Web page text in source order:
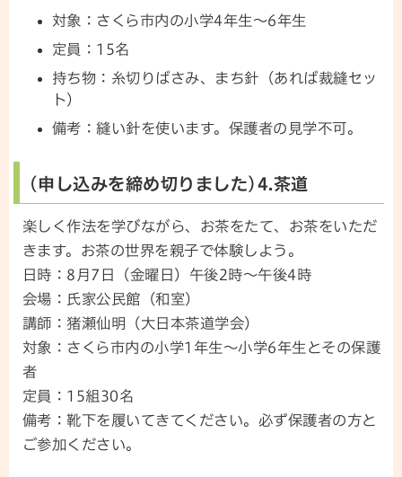
対象：さくら市内の小学4年生～6年生
定員：15名
持ち物：糸切りばさみ、まち針（あれば裁縫セッ
ト）
備考：縫い針を使います。保護者の見学不可。
(申し込みを締め切りました)4.茶道
楽しく作法を学びながら、お茶をたて、お茶をいただ
きます。お茶の世界を親子で体験しよう。
日時：8月7日（金曜日）午後2時～午後4時
会場：氏家公民館（和室）
講師：猪瀬仙明（大日本茶道学会）
対象：さくら市内の小学1年生～小学6年生とその保護
者
定員：15組30名
備考：靴下を履いてきてください。必ず保護者の方と
ご参加ください。